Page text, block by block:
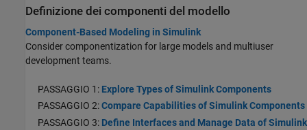
Definizione dei componenti del modello
Component-Based Modeling in Simulink
Consider componentization for large models and multiuser
development teams.
PASSAGGIO 1: Explore Types of Simulink Components
PASSAGGIO 2:Compare Capabilities of Simulink Components
PASSAGGIO 3: Define Interfaces and Manage Data of Simulink